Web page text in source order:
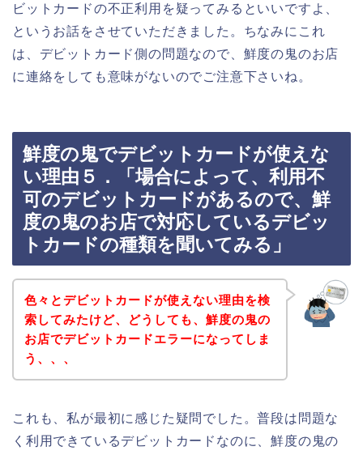
ビットカードの不正利用を疑ってみるといいですよ、
というお話をさせていただきました。ちなみにこれ
は、デビットカード側の問題なので、鮮度の鬼のお店
に連絡をしても意味がないのでご注意下さいね。
鮮度の鬼でデビットカードが使えな
い理由５．「場合によって、利用不
可のデビットカードがあるので、鮮
度の鬼のお店で対応しているデビッ
トカードの種類を聞いてみる」
色々とデビットカードが使えない理由を検
索してみたけど、どうしても、鮮度の鬼の
お店でデビットカードエラーになってしま
う、、、
これも、私が最初に感じた疑問でした。普段は問題な
く利用できているデビットカードなのに、鮮度の鬼の